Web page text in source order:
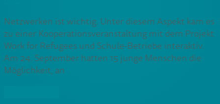
Netzwerken ist wichtig. Unter diesem Aspekt kam es
zu einer Kooperationsveranstaltung mit dem Projekt
Work for Refugees und Schule-Betriebe interaktiv.
Am 24. September hatten 15 junge Menschen die
Möglichkeit, an